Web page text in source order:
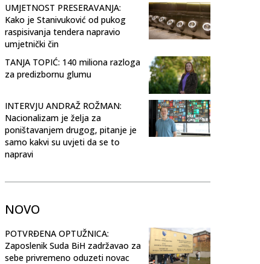
UMJETNOST PRESERAVANJA:
Kako je Stanivuković od pukog
raspisivanja tendera napravio
umjetnički čin
TANJA TOPIĆ: 140 miliona razloga
za predizbornu glumu
INTERVJU ANDRAŽ ROŽMAN:
Nacionalizam je želja za
poništavanjem drugog, pitanje je
samo kakvi su uvjeti da se to
napravi
NOVO
POTVRĐENA OPTUŽNICA:
Zaposlenik Suda BiH zadržavao za
sebe privremeno oduzeti novac